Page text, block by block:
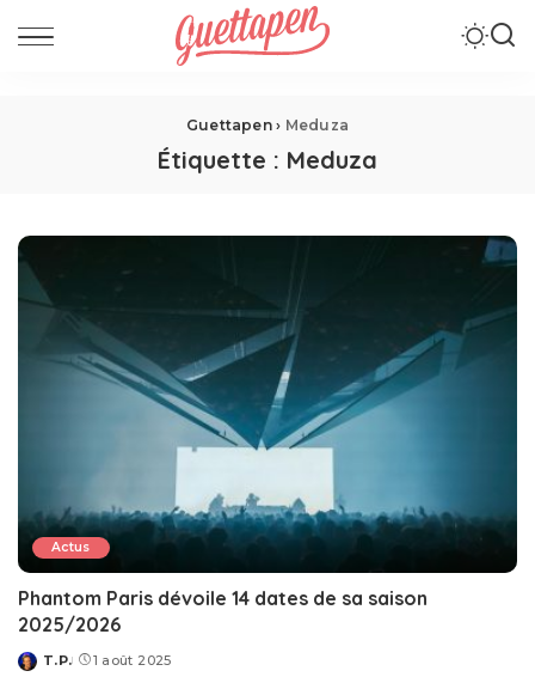
Guettapen› Meduza
Étiquette : Meduza
Actus
Phantom Paris dévoile 14 dates de sa saison
2025/2026
Posted
T.P. 1 août 2025